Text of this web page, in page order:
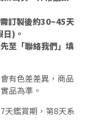
訂製後約30~45天
)。
至「聯絡我們」填
有色差差異，商品
品為準。
天鑑賞期，第8天系